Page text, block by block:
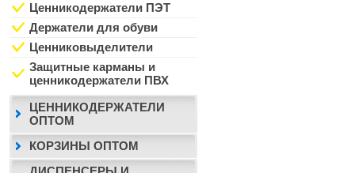
Ценникодержатели ПЭТ
Держатели для обуви
Ценниковыделители
Защитные карманы и
ценникодержатели ПВХ
ЦЕННИКОДЕРЖАТЕЛИ
ОПТОМ
КОРЗИНЫ ОПТОМ